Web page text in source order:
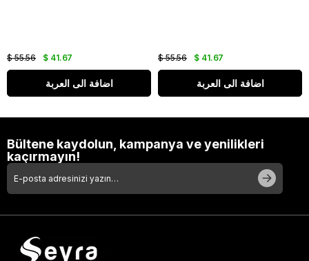
$ 41.67
$ 55.56
اضافة الى العربة
$ 41.67
$ 55.56
اضافة الى العربة
Bültene kaydolun, kampanya ve yenilikleri
kaçırmayın!